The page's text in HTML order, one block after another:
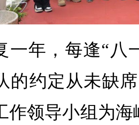
一年，每逢“八
的约定从未缺
作领导小组为